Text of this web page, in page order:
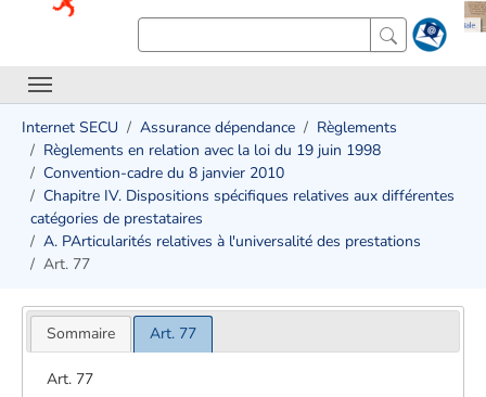
Internet SECU Assurance dépendance
Règlements
Règlements en relation avec la loi du 19 juin 1998
Convention-cadre du 8 janvier 2010
Chapitre IV. Dispositions spécifiques relatives aux différentes
catégories de prestataires
A. PArticularités relatives à l'universalité des prestations
Art. 77
Sommaire Art. 77
Art. 77